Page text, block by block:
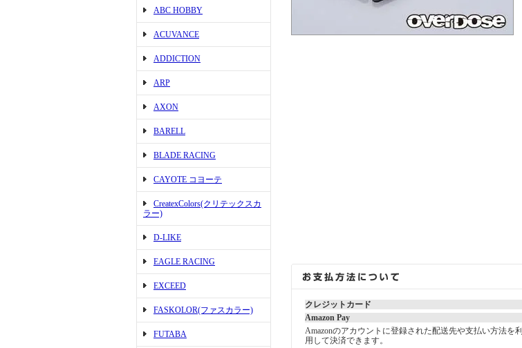
ABC HOBBY
ACUVANCE
ADDICTION
ARP
AXON
BARELL
BLADE RACING
CAYOTE コヨーテ
CreatexColors(クリテックスカ
ラー)
D-LIKE
EAGLE RACING
EXCEED
FASKOLOR(ファスカラー)
FUTABA
クレジットカード
Amazon Pay
Amazonのアカウントに登録された配送先や支払い方法を利
用して決済できます。